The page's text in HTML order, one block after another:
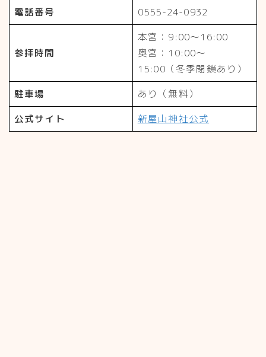
電話番号
0555-24-0932
参拝時間
本宮：9:00～16:00
奥宮：10:00～
15:00（冬季閉鎖あり）
駐車場
あり（無料）
公式サイト
新屋山神社公式